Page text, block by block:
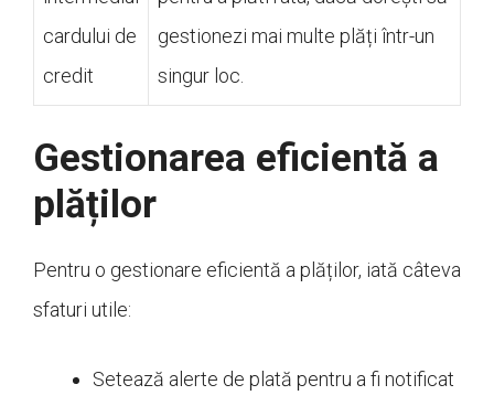
cardului de
credit
gestionezi mai multe plăți într-un
singur loc.
Gestionarea eficientă a
plăților
Pentru o gestionare eficientă a plăților, iată câteva
sfaturi utile:
Setează alerte de plată pentru a fi notificat